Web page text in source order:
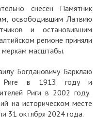
снесен Памятник
освободившим Латвию
и остановившим
регионе приняли
меркам масштабы.
Богдановичу Барклаю
Риге в 1913 году и
Риги в 2002 году.
на историческом месте
31 октября 2024 года.